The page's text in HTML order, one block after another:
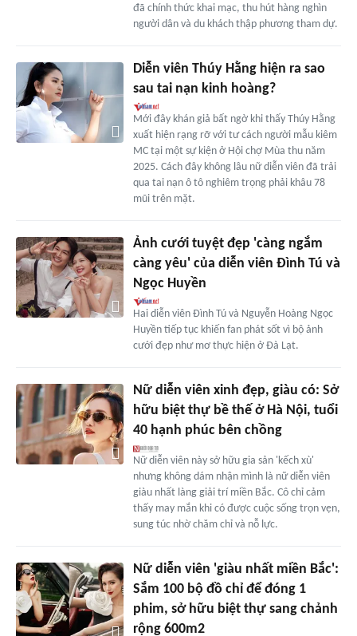
đã chính thức khai mạc, thu hút hàng nghìn
người dân và du khách thập phương tham dự.
Diễn viên Thúy Hằng hiện ra sao
sau tai nạn kinh hoàng?
Mới đây khán giả bất ngờ khi thấy Thúy Hằng
xuất hiện rạng rỡ với tư cách người mẫu kiêm
MC tại một sự kiện ở Hội chợ Mùa thu năm
2025. Cách đây không lâu nữ diễn viên đã trải
qua tai nạn ô tô nghiêm trọng phải khâu 78
mũi trên mặt.
Ảnh cưới tuyệt đẹp 'càng ngắm
càng yêu' của diễn viên Đình Tú và
Ngọc Huyền
Hai diễn viên Đình Tú và Nguyễn Hoàng Ngọc
Huyền tiếp tục khiến fan phát sốt vì bộ ảnh
cưới đẹp như mơ thực hiện ở Đà Lạt.
Nữ diễn viên xinh đẹp, giàu có: Sở
hữu biệt thự bề thế ở Hà Nội, tuổi
40 hạnh phúc bên chồng
Nữ diễn viên này sở hữu gia sản 'kếch xù'
nhưng không dám nhận mình là nữ diễn viên
giàu nhất làng giải trí miền Bắc. Cô chỉ cảm
thấy may mắn khi có được cuộc sống trọn vẹn,
sung túc nhờ chăm chỉ và nỗ lực.
Nữ diễn viên 'giàu nhất miền Bắc':
Sắm 100 bộ đồ chỉ để đóng 1
phim, sở hữu biệt thự sang chảnh
rộng 600m2